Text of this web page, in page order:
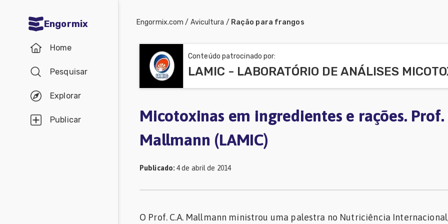
Engormix
Home
Pesquisar
Explorar
Publicar
Micotoxinas
Suinocultura
Engormix.com / Avicultura / Ração para frangos
Conteúdo patrocinado por:
Micotoxinas em ingredientes e rações. Prof.
Mallmann (LAMIC)
Publicado: 4 de abril de 2014
O Prof. C.A. Mallmann ministrou uma palestra no Nutriciência